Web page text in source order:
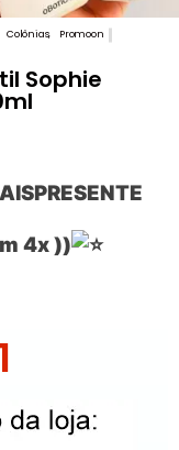
, Promoon
Sophie
4x ))